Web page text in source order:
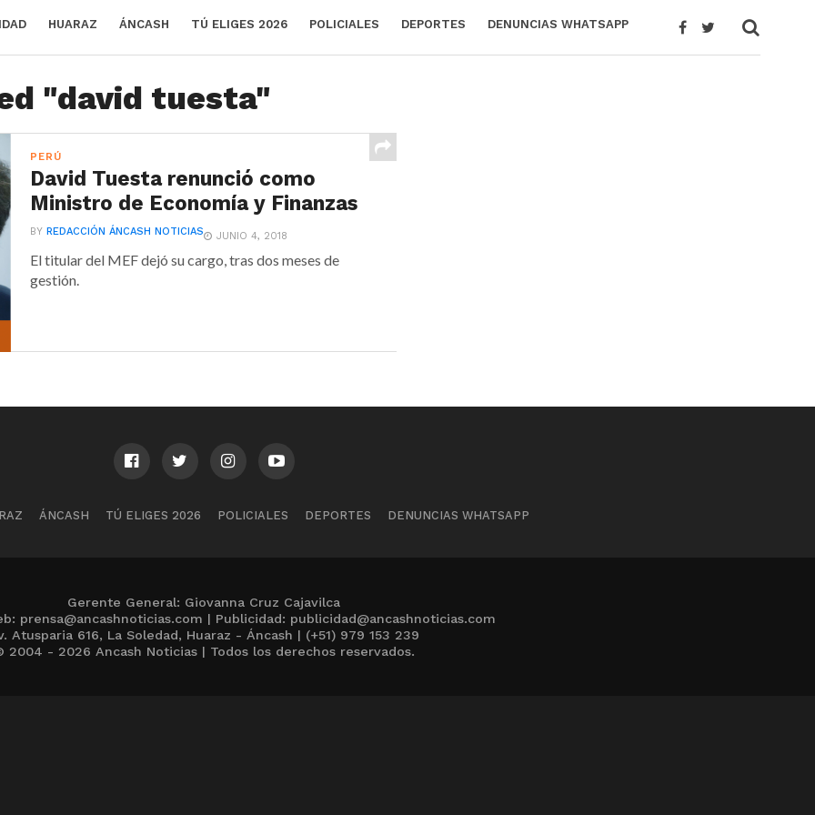
HUARAZ ÁNCASH TÚ ELIGES 2026 POLICIALES DEPORTES DENUNCIAS WHATSAPP
"david tuesta"
PERÚ
David Tuesta renunció como
Ministro de Economía y Finanzas
BYREDACCIÓN ÁNCASH NOTICIAS JUNIO 4, 2018
El titular del MEF dejó su cargo, tras dos meses de
gestión.
ÁNCASH TÚ ELIGES 2026 POLICIALES DEPORTES DENUNCIAS WHATSAPP
Gerente General: Giovanna Cruz Cajavilca
prensa@ancashnoticias.com | Publicidad: publicidad@ancashnoticias.com
Atusparia 616, La Soledad, Huaraz - Áncash | (+51) 979 153 239
2004 - 2026 Ancash Noticias | Todos los derechos reservados.